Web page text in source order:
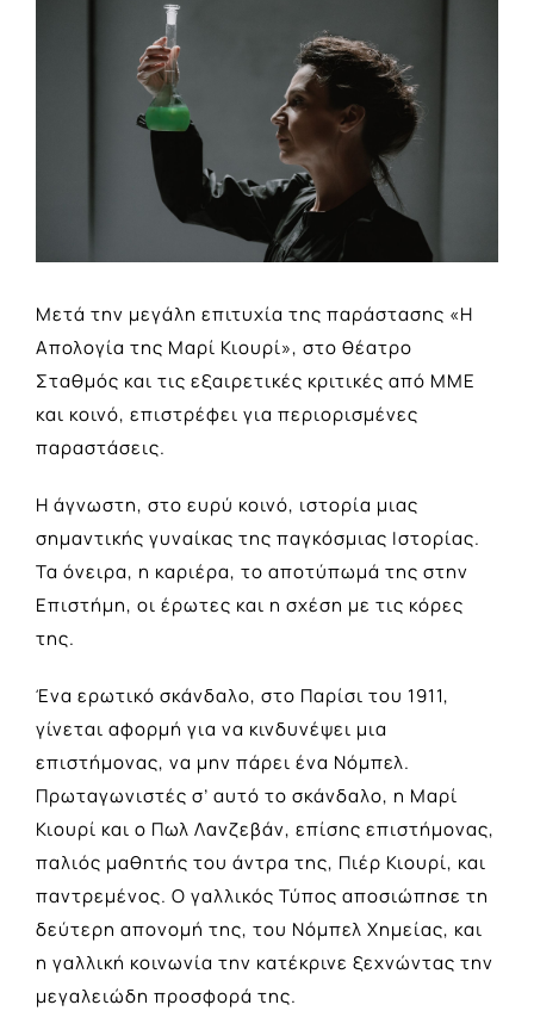
Μετά την μεγάλη επιτυχία της παράστασης «Η
Απολογία της Μαρί Κιουρί», στο θέατρο
Σταθμός και τις εξαιρετικές κριτικές από ΜΜΕ
και κοινό, επιστρέφει για περιορισμένες
παραστάσεις.
Η άγνωστη, στο ευρύ κοινό, ιστορία μιας
σημαντικής γυναίκας της παγκόσμιας Ιστορίας.
Τα όνειρα, η καριέρα, το αποτύπωμά της στην
Επιστήμη, οι έρωτες και η σχέση με τις κόρες
της.
Ένα ερωτικό σκάνδαλο, στο Παρίσι του 1911,
γίνεται αφορμή για να κινδυνέψει μια
επιστήμονας, να μην πάρει ένα Νόμπελ.
Πρωταγωνιστές σ’ αυτό το σκάνδαλο, η Μαρί
Κιουρί και ο Πωλ Λανζεβάν, επίσης επιστήμονας,
παλιός μαθητής του άντρα της, Πιέρ Κιουρί, και
παντρεμένος. Ο γαλλικός Τύπος αποσιώπησε τη
δεύτερη απονομή της, του Νόμπελ Χημείας, και
η γαλλική κοινωνία την κατέκρινε ξεχνώντας την
μεγαλειώδη προσφορά της.